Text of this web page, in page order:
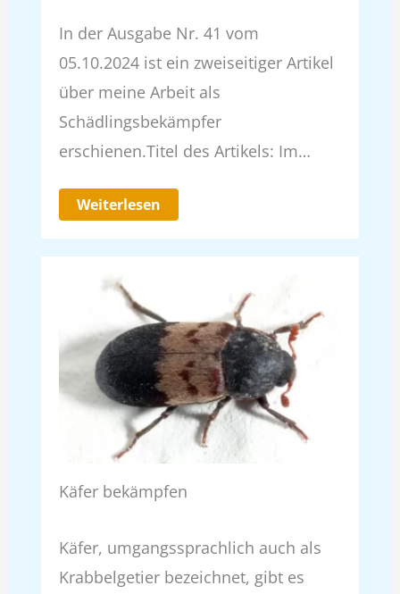
In der Ausgabe Nr. 41 vom
05.10.2024 ist ein zweiseitiger Artikel
über meine Arbeit als
Schädlingsbekämpfer
erschienen.Titel des Artikels: Im…
Weiterlesen
Käfer bekämpfen
Käfer, umgangssprachlich auch als
Krabbelgetier bezeichnet, gibt es